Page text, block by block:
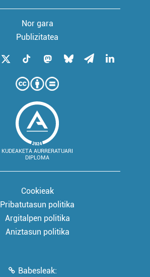
Nor gara
Publizitatea
KUDEAKETA AURRERATUARI
DIPLOMA
Cookieak
Pribatutasun politika
Argitalpen politika
Aniztasun politika
Babesleak: